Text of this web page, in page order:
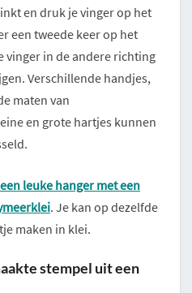
en druk je vinger op het
een tweede keer op het
vinger in de andere richting
Verschillende handjes,
maten van
en grote hartjes kunnen
een leuke hanger met een
. Je kan op dezelfde
maken in klei.
stempel uit een